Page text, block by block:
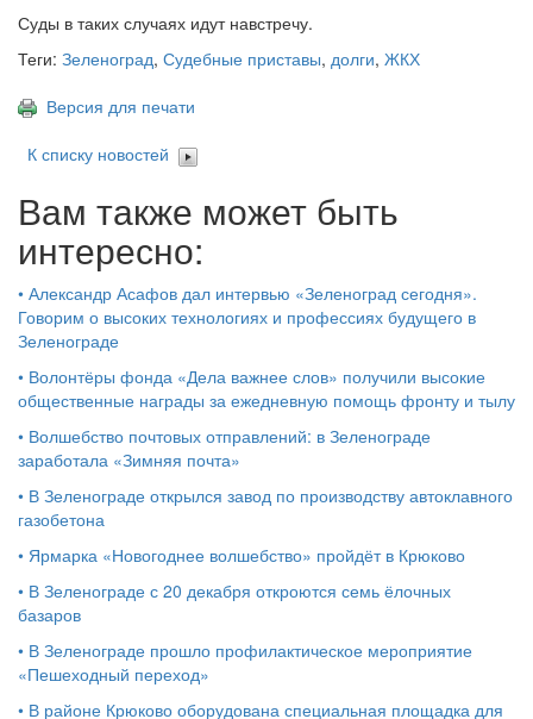
Суды в таких случаях идут навстречу.
Теги: Зеленоград, Судебные приставы, долги, ЖКХ
Версия для печати
К списку новостей
Вам также может быть
интересно:
• Александр Асафов дал интервью «Зеленоград сегодня».
Говорим о высоких технологиях и профессиях будущего в
Зеленограде
• Волонтёры фонда «Дела важнее слов» получили высокие
общественные награды за ежедневную помощь фронту и тылу
• Волшебство почтовых отправлений: в Зеленограде
заработала «Зимняя почта»
• В Зеленограде открылся завод по производству автоклавного
газобетона
• Ярмарка «Новогоднее волшебство» пройдёт в Крюково
• В Зеленограде с 20 декабря откроются семь ёлочных
базаров
• В Зеленограде прошло профилактическое мероприятие
«Пешеходный переход»
• В районе Крюково оборудована специальная площадка для